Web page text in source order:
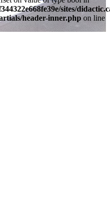
sites/
header-inner.php on line